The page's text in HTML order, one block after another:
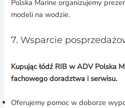
Polska Marine organizujemy
modeli na wodzie.
7. Wsparcie
Kupując łódź RIB w ADV Polska
fachowego doradztwa i serwisu.
Oferujemy pomoc w doborze